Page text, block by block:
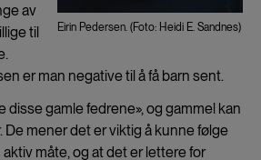
Eirin Pedersen. (Foto: Heidi E. Sandnes)
av
til
er man negative til å få barn sent.
disse gamle fedrene», og gammel kan
De mener det er viktig å kunne følge
måte, og at det er lettere for